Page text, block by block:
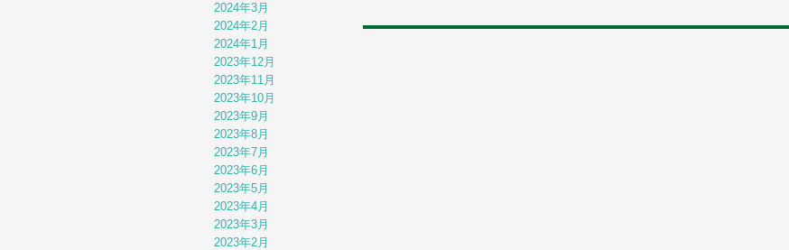
2024年3月
2024年2月
2024年1月
2023年12月
2023年11月
2023年10月
2023年9月
2023年8月
2023年7月
2023年6月
2023年5月
2023年4月
2023年3月
2023年2月